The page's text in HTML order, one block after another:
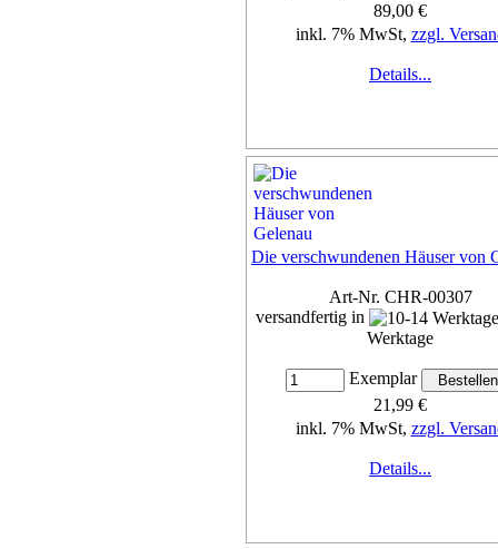
89,00 €
inkl. 7% MwSt, zzgl.
Details...
Die verschwundenen Häuser von
Art-Nr. CHR-00307
versandfertig in
Werktage
Exemplar
21,99 €
inkl. 7% MwSt, zzgl.
Details...